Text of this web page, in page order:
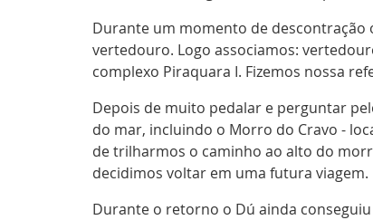
Durante um momento de descontração
vertedouro. Logo associamos:
complexo Piraquara I. Fizemos nossa
Depois de muito pedalar e perguntar
do mar, incluindo o Morro do Cravo -
de trilharmos o caminho ao alto do
decidimos voltar em uma futura viagem.
Durante o retorno o Dú ainda